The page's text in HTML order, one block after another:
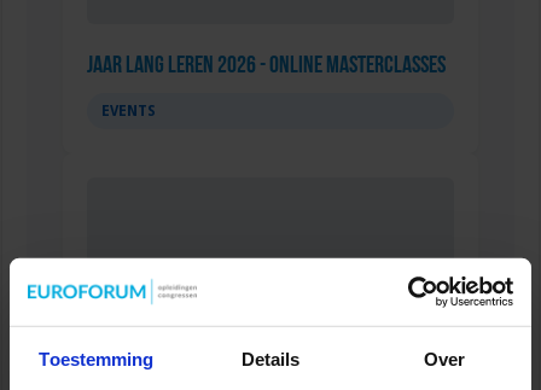
Toestemming Details Over
Jaar Lang Leren 2026 - online masterclasses
EVENTS